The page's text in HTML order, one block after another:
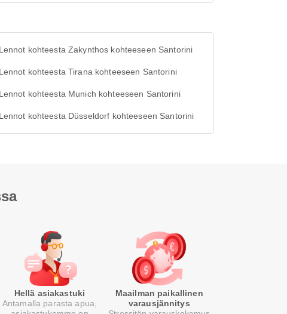
Lennot kohteesta Zakynthos kohteeseen Santorini
Lennot kohteesta Tirana kohteeseen Santorini
Lennot kohteesta Munich kohteeseen Santorini
Lennot kohteesta Düsseldorf kohteeseen Santorini
Hellä asiakastuki
Antamalla parasta apua,
Maailman paikallinen
varausjännitys